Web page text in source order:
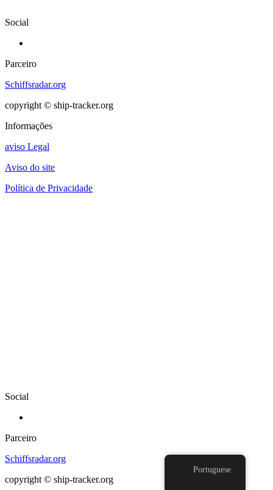
Social
Parceiro
Schiffsradar.org
copyright © ship-tracker.org
Informações
aviso Legal
Aviso do site
Política de Privacidade
Social
Parceiro
Schiffsradar.org
copyright © ship-tracker.org
Portuguese